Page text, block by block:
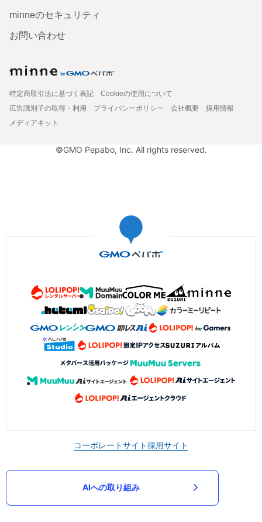
minneのセキュリティ
お問い合わせ
特定商取引法に基づく表記
Cookieの使用について
広告識別子の取得・利用
プライバシーポリシー 会社概要
採用情報
メディアキット
©GMO Pepabo, Inc. All rights reserved.
コーポレートサイト採用サイト
AIへの取り組み